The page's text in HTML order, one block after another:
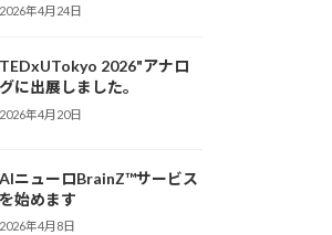
2026年4月24日
TEDxUTokyo 2026"アナロ
グに出展しました。
2026年4月20日
AIニューロBrainZ™サービス
を始めます
2026年4月8日